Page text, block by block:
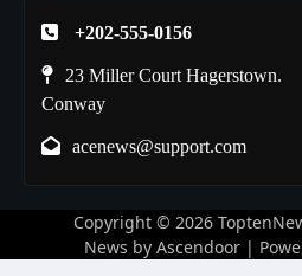
+202-555-0156
23 Miller Court Hagerstown.
Conway
acenews@support.com
Copyright © 2026
News by Ascendoor |